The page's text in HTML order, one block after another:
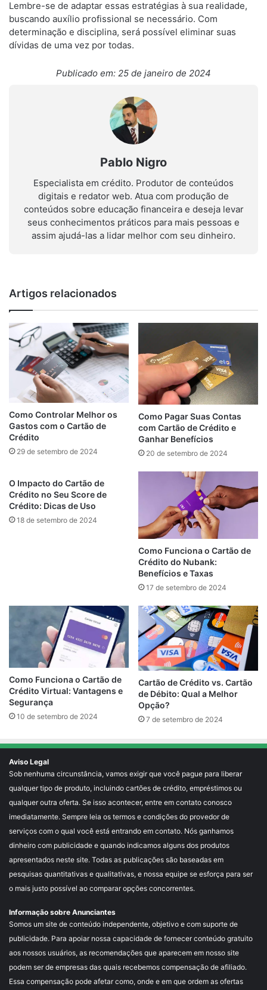
Lembre-se de adaptar essas estratégias à sua realidade,
buscando auxílio profissional se necessário. Com
determinação e disciplina, será possível eliminar suas
dívidas de uma vez por todas.
Publicado em: 25 de janeiro de 2024
Pablo Nigro
Especialista em crédito. Produtor de conteúdos
digitais e redator web. Atua com produção de
conteúdos sobre educação financeira e deseja levar
seus conhecimentos práticos para mais pessoas e
assim ajudá-las a lidar melhor com seu dinheiro.
Artigos relacionados
Como Controlar Melhor os
Gastos com o Cartão de
Crédito
29 de setembro de 2024
Como Pagar Suas Contas
com Cartão de Crédito e
Ganhar Benefícios
20 de setembro de 2024
O Impacto do Cartão de
Crédito no Seu Score de
Crédito: Dicas de Uso
18 de setembro de 2024
Como Funciona o Cartão de
Crédito do Nubank:
Benefícios e Taxas
17 de setembro de 2024
Como Funciona o Cartão de
Crédito Virtual: Vantagens e
Segurança
10 de setembro de 2024
Cartão de Crédito vs. Cartão
de Débito: Qual a Melhor
Opção?
7 de setembro de 2024
Aviso Legal
Sob nenhuma circunstância, vamos exigir que você pague para liberar
qualquer tipo de produto, incluindo cartões de crédito, empréstimos ou
qualquer outra oferta. Se isso acontecer, entre em contato conosco
imediatamente. Sempre leia os termos e condições do provedor de
serviços com o qual você está entrando em contato. Nós ganhamos
dinheiro com publicidade e quando indicamos alguns dos produtos
apresentados neste site. Todas as publicações são baseadas em
pesquisas quantitativas e qualitativas, e nossa equipe se esforça para ser
o mais justo possível ao comparar opções concorrentes.
Informação sobre Anunciantes
Somos um site de conteúdo independente, objetivo e com suporte de
publicidade. Para apoiar nossa capacidade de fornecer conteúdo gratuito
aos nossos usuários, as recomendações que aparecem em nosso site
podem ser de empresas das quais recebemos compensação de afiliado.
Essa compensação pode afetar como, onde e em que ordem as ofertas